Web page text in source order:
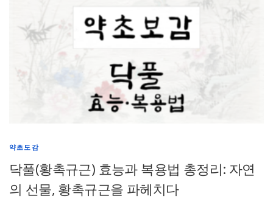
약초도감
닥풀(황촉규근) 효능과 복용법 총정리: 자연
의 선물, 황촉규근을 파헤치다